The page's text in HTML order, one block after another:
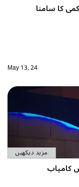
کا سامنا
May 13, 24
مزید دیکھیں
کامیاب